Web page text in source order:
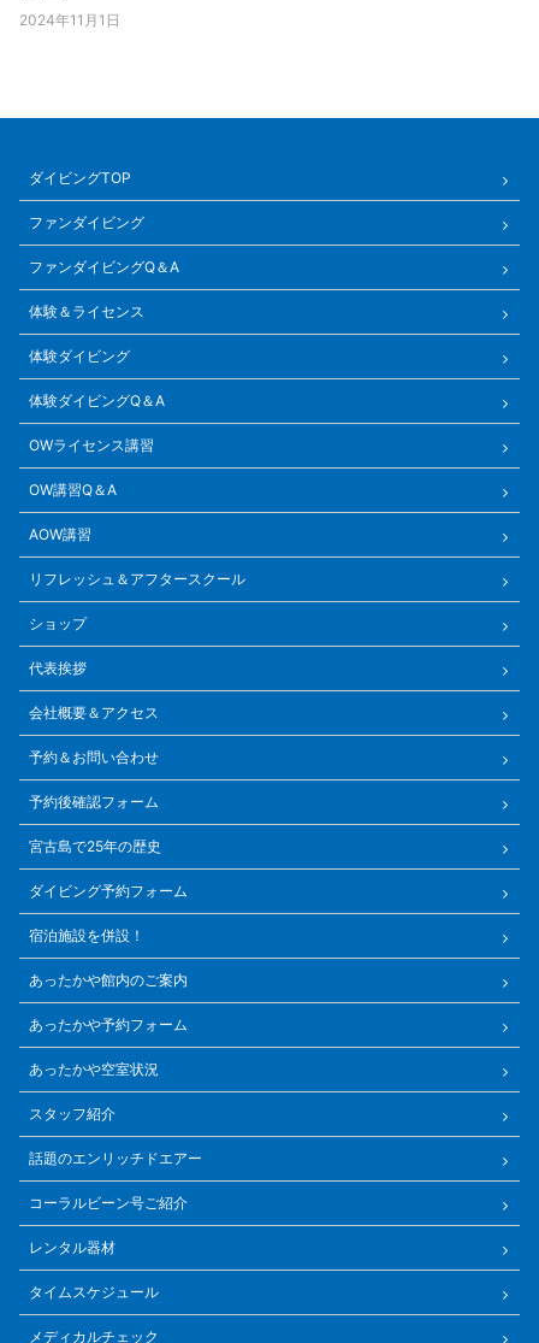
2024年11月1日
ダイビングTOP
ファンダイビング
ファンダイビングQ＆A
体験＆ライセンス
体験ダイビング
体験ダイビングQ＆A
OWライセンス講習
OW講習Q＆A
AOW講習
リフレッシュ＆アフタースクール
ショップ
代表挨拶
会社概要＆アクセス
予約＆お問い合わせ
予約後確認フォーム
宮古島で25年の歴史
ダイビング予約フォーム
宿泊施設を併設！
あったかや館内のご案内
あったかや予約フォーム
あったかや空室状況
スタッフ紹介
話題のエンリッチドエアー
コーラルビーン号ご紹介
レンタル器材
タイムスケジュール
メディカルチェック